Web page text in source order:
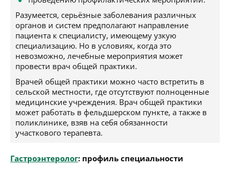
Разумеется, серьёзные заболевания различных
органов и систем предполагают направление
пациента к специалисту, имеющему узкую
специализацию. Но в условиях, когда это
невозможно, лечебные мероприятия может
провести врач общей практики.
Врачей общей практики можно часто встретить в
сельской местности, где отсутствуют полноценные
медицинские учреждения. Врач общей практики
может работать в фельдшерском пункте, а также в
поликлинике, взяв на себя обязанности
участкового терапевта.
Гастроэнтеролог: профиль специальности